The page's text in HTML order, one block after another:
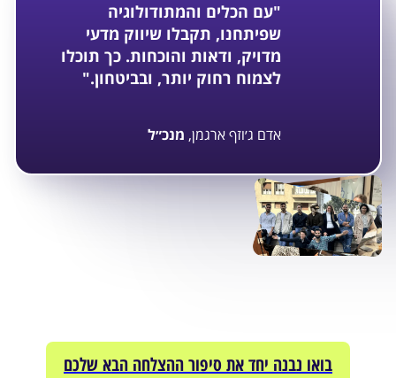
"עם הכלים והמתודולוגיה
שפיתחנו, תקבלו שיווק מדעי
מדויק, ודאות והוכחות. כך תוכלו
לצמוח רחוק יותר, ובביטחון."
אדם ג׳וזף ארגמן, מנכ״ל
בואו נבנה יחד את סיפור ההצלחה הבא שלכם